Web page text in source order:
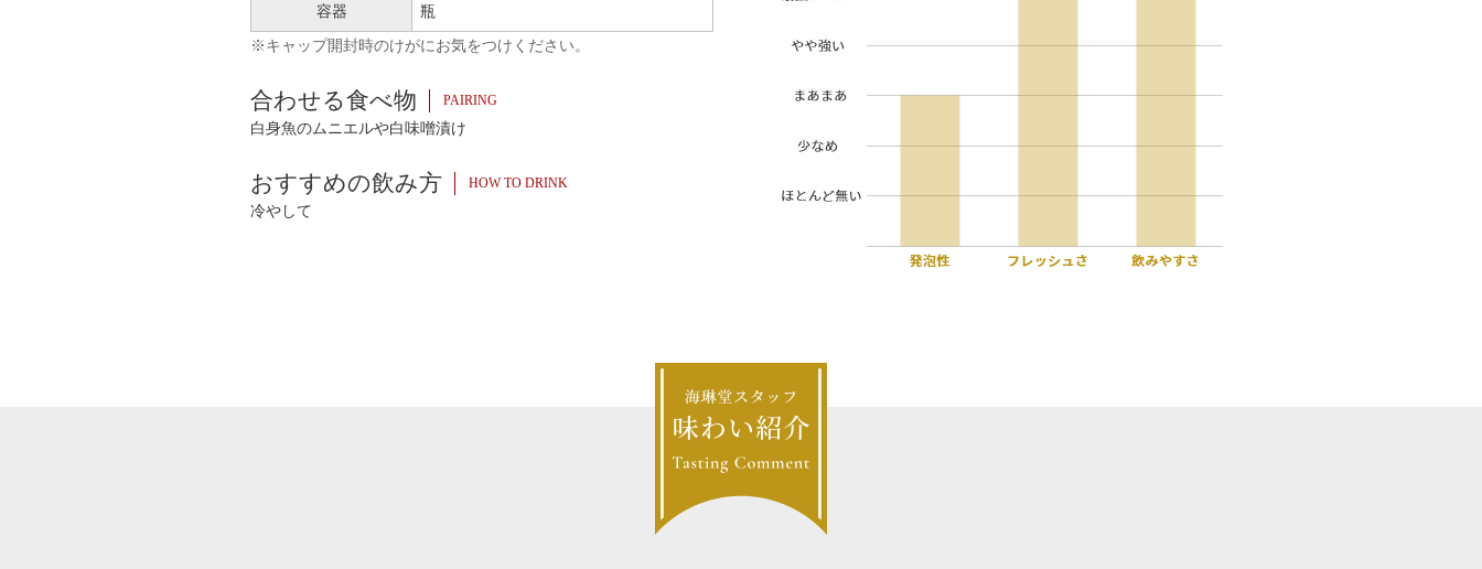
容器 瓶
※キャップ開封時のけがにお気をつけください。
合わせる食べ物 PAIRING
白身魚のムニエルや白味噌漬け
おすすめの飲み方 HOW TO DRINK
冷やして